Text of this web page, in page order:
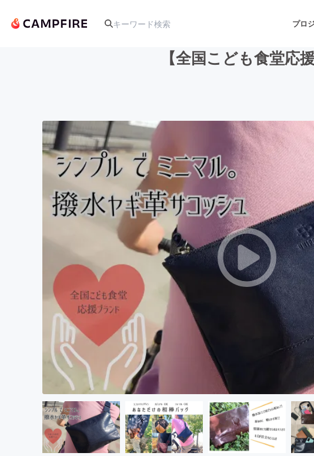
プロ
アート・写真 音楽
テクノロジー・ガジェット ゲーム・
映像・映画 書籍・雑
ビジネス・起業 チャレン
まちづくり・地域活性化
【全国こども食堂